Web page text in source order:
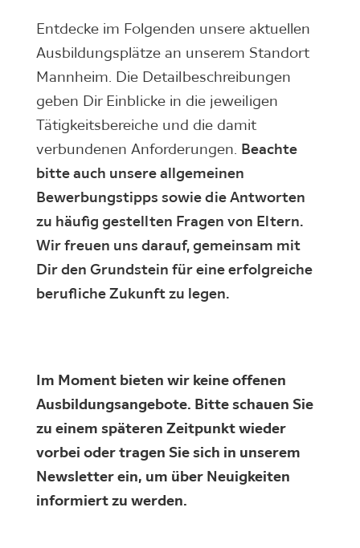
Entdecke im Folgenden unsere aktuellen
Ausbildungsplätze an unserem Standort
Mannheim. Die Detailbeschreibungen
geben Dir Einblicke in die jeweiligen
Tätigkeitsbereiche und die damit
verbundenen Anforderungen. Beachte
bitte auch unsere allgemeinen
Bewerbungstipps sowie die Antworten
zu häufig gestellten Fragen von Eltern.
Wir freuen uns darauf, gemeinsam mit
Dir den Grundstein für eine erfolgreiche
berufliche Zukunft zu legen.
Im Moment bieten wir keine offenen
Ausbildungsangebote. Bitte schauen Sie
zu einem späteren Zeitpunkt wieder
vorbei oder tragen Sie sich in unserem
Newsletter ein, um über Neuigkeiten
informiert zu werden.